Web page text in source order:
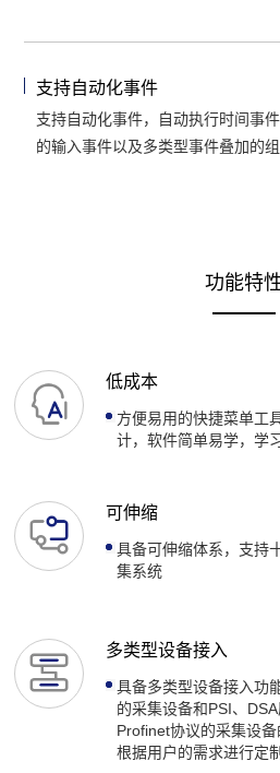
支持自动化事件
支持自动化事件，自动执行时间事
的输入事件以及多类型事件叠加的
功能特
低成本
方便易用的快捷菜单工
计，软件简单易学，学
可伸缩
具备可伸缩体系，支持
集系统
多类型设备接入
具备多类型设备接入功
的采集设备和PSI、
Profinet协议的采集设
根据用户的需求进行定